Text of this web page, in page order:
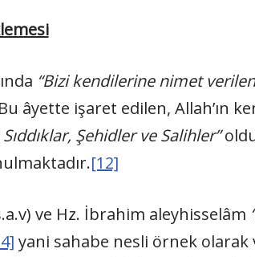
“Bizi kendilerine nimet
âyette işaret edilen,
Şehidler ve Salihler”
[12]
ve Hz. İbrahim aleyhisselâm
yani sahabe nesli örnek